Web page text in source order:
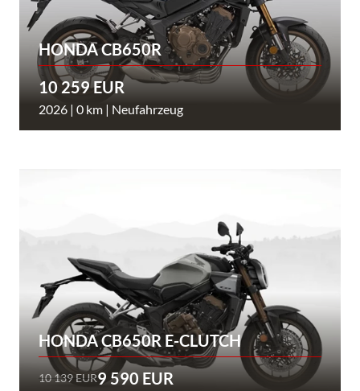
HONDA CB650R
10 259 EUR
2026 | 0 km | Neufahrzeug
HONDA CB650R E-CLUTCH
10 139 EUR9 590 EUR